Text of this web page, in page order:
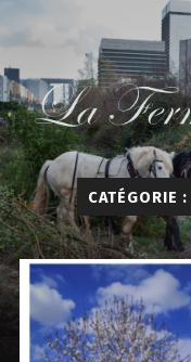
CATÉGORIE :